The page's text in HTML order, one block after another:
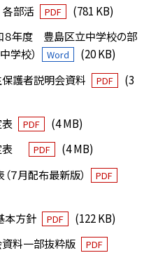
部活
PDF
(781 KB)
８年度 豊島区立中学校の部
学校）
Word
(20 KB)
護者説明会資料
PDF
(3
PDF
(4 MB)
表
PDF
(4 MB)
月配布最新版）
PDF
本方針
PDF
(122 KB)
料一部抜粋版
PDF